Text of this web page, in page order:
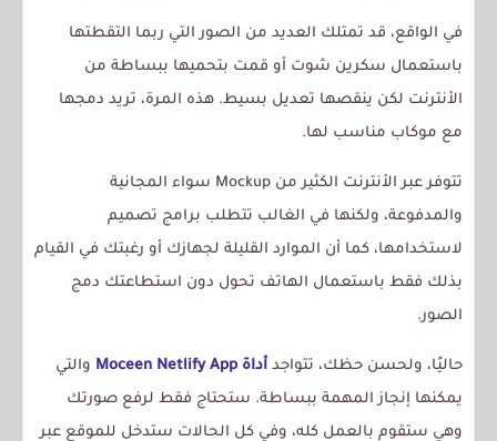
في الواقع، قد تمتلك العديد من الصور التي ربما التقطتها
باستعمال سكرين شوت أو قمت بتحميها ببساطة من
الأنترنت لكن ينقصها تعديل بسيط. هذه المرة، تريد دمجها
مع موكاب مناسب لها.
تتوفر عبر الأنترنت الكثير من Mockup سواء المجانية
والمدفوعة، ولكنها في الغالب تتطلب برامج تصميم
لاستخدامها، كما أن الموارد القليلة لجهازك أو رغبتك في القيام
بذلك فقط باستعمال الهاتف تحول دون استطاعتك دمج
الصور.
حاليًا، ولحسن حظك، تتواجد أداة Moceen Netlify App
والتي
يمكنها إنجاز المهمة ببساطة. ستحتاج فقط لرفع صورتك
وهي ستقوم بالعمل كله، وفي كل الحالات ستدخل للموقع عبر